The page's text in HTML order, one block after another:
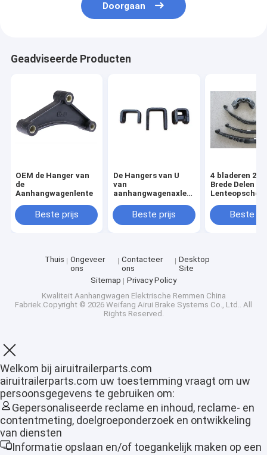
Thuis
Producten
VR-show
Doorgaan
Geadviseerde Producten
OEM de Hanger van
de
Aanhangwagenlente
Beste prijs
De Hangers van U
van
aanhangwagenaxle
Beste prijs
4 bladeren 2
Brede Delen
Beste
Thuis
Ongeveer
ons
Contacteer
ons
Desktop
Site
Sitemap
Privacy Policy
Kwaliteit Aanhangwagen Elektrische Remmen China
Fabriek.Copyright © 2026 Weifang Airui Brake Systems Co., Ltd.. All
Rights Reserved.
Welkom bij airuitrailerparts.com
airuitrailerparts.com uw toestemming vraagt om uw
persoonsgegevens te gebruiken om:
Gepersonaliseerde reclame en inhoud, reclame- en
contentmeting, doelgroeponderzoek en ontwikkeling
van diensten
Informatie opslaan en/of toegankelijk maken op een